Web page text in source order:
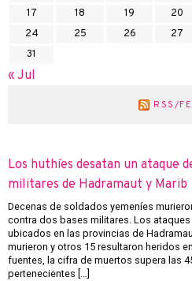
17
18 19 20
24
25 26 27
31
« Jul
RSS/
Los huthíes desatan un ataque
militares de Hadramaut y Marib
Decenas de soldados yemeníes
contra dos bases militares. Los
ubicados en las provincias de
murieron y otros 15 resultaron heridos
fuentes, la cifra de muertos supera las
pertenecientes […]